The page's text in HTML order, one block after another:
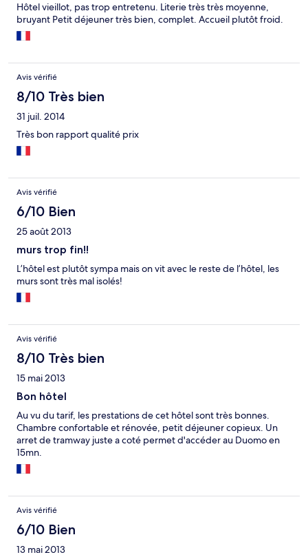
Hôtel vieillot, pas trop entretenu. Literie très très moyenne,
bruyant Petit déjeuner très bien, complet. Accueil plutôt froid.
Avis vérifié
8/10 Très bien
31 juil. 2014
Très bon rapport qualité prix
Avis vérifié
6/10 Bien
25 août 2013
murs trop fin!!
L’hôtel est plutôt sympa mais on vit avec le reste de l’hôtel, les
murs sont très mal isolés!
Avis vérifié
8/10 Très bien
15 mai 2013
Bon hôtel
Au vu du tarif, les prestations de cet hôtel sont très bonnes.
Chambre confortable et rénovée, petit déjeuner copieux. Un
arret de tramway juste a coté permet d'accéder au Duomo en
15mn.
Avis vérifié
6/10 Bien
13 mai 2013